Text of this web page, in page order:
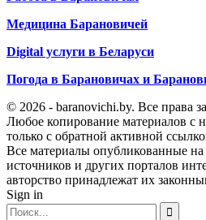
Медицина Барановичей
Digital услуги в Беларуси
Погода в Барановичах и
© 2026 - baranovichi.by. Все права
Любое копирование материалов с
только с обратной активной
Все материалы опубликованные
источников и других порталов
авторство принадлежат их
Sign in